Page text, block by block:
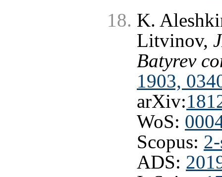
K.
Litvinov,
Batyrev
1903,
arXiv:
WoS:
Scopus:
ADS: